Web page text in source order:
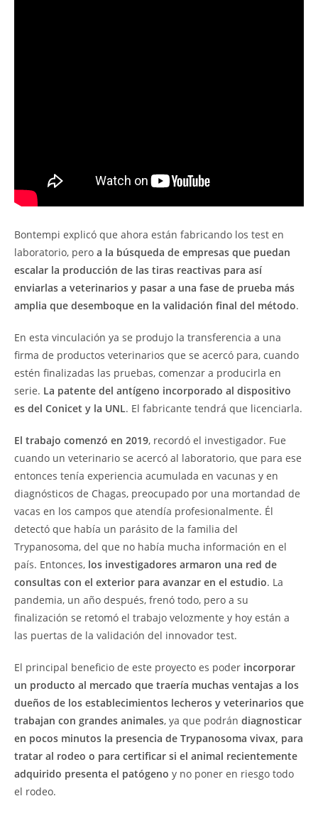
Bontempi explicó que ahora están fabricando los test en
laboratorio, pero a la búsqueda de empresas que puedan
escalar la producción de las tiras reactivas para así
enviarlas a veterinarios y pasar a una fase de prueba más
amplia que desemboque en la validación final del método.
En esta vinculación ya se produjo la transferencia a una
firma de productos veterinarios que se acercó para, cuando
estén finalizadas las pruebas, comenzar a producirla en
serie. La patente del antígeno incorporado al dispositivo
es del Conicet y la UNL. El fabricante tendrá que licenciarla.
El trabajo comenzó en 2019, recordó el investigador. Fue
cuando un veterinario se acercó al laboratorio, que para ese
entonces tenía experiencia acumulada en vacunas y en
diagnósticos de Chagas, preocupado por una mortandad de
vacas en los campos que atendía profesionalmente. Él
detectó que había un parásito de la familia del
Trypanosoma, del que no había mucha información en el
país. Entonces, los investigadores armaron una red de
consultas con el exterior para avanzar en el estudio. La
pandemia, un año después, frenó todo, pero a su
finalización se retomó el trabajo velozmente y hoy están a
las puertas de la validación del innovador test.
El principal beneficio de este proyecto es poder incorporar
un producto al mercado que traería muchas ventajas a los
dueños de los establecimientos lecheros y veterinarios que
trabajan con grandes animales, ya que podrán diagnosticar
en pocos minutos la presencia de Trypanosoma vivax, para
tratar al rodeo o para certificar si el animal recientemente
adquirido presenta el patógeno y no poner en riesgo todo
el rodeo.